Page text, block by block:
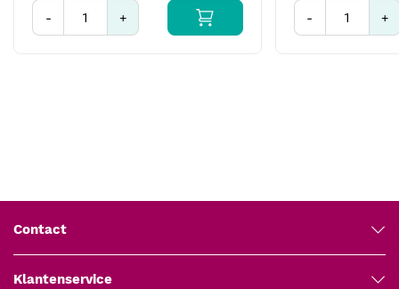
- + - +
Contact
Klantenservice